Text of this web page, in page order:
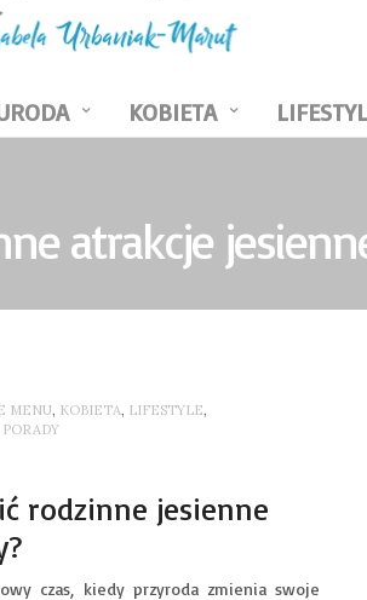
KOBIETA
atrakcje
MENU KOBIETA LIFESTYLE
PORADY
rodzinne jesienne
czas, kiedy przyroda zmienia swoje